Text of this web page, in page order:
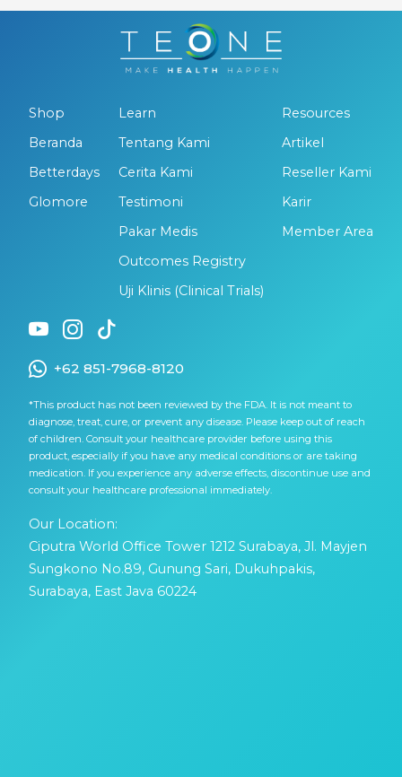
Shop
Beranda
Betterdays
Glomore
Learn
Tentang Kami
Cerita Kami
Testimoni
Pakar Medis
Outcomes Registry
Uji Klinis (Clinical Trials)
Resources
Artikel
Reseller Kami
Karir
Member Area
+62 851-7968-8120
*This product has not been reviewed by the FDA. It is not meant to
diagnose, treat, cure, or prevent any disease. Please keep out of reach
of children. Consult your healthcare provider before using this
product, especially if you have any medical conditions or are taking
medication. If you experience any adverse effects, discontinue use and
consult your healthcare professional immediately.
Our Location:
Ciputra World Office Tower 1212 Surabaya, Jl. Mayjen
Sungkono No.89, Gunung Sari, Dukuhpakis,
Surabaya, East Java 60224